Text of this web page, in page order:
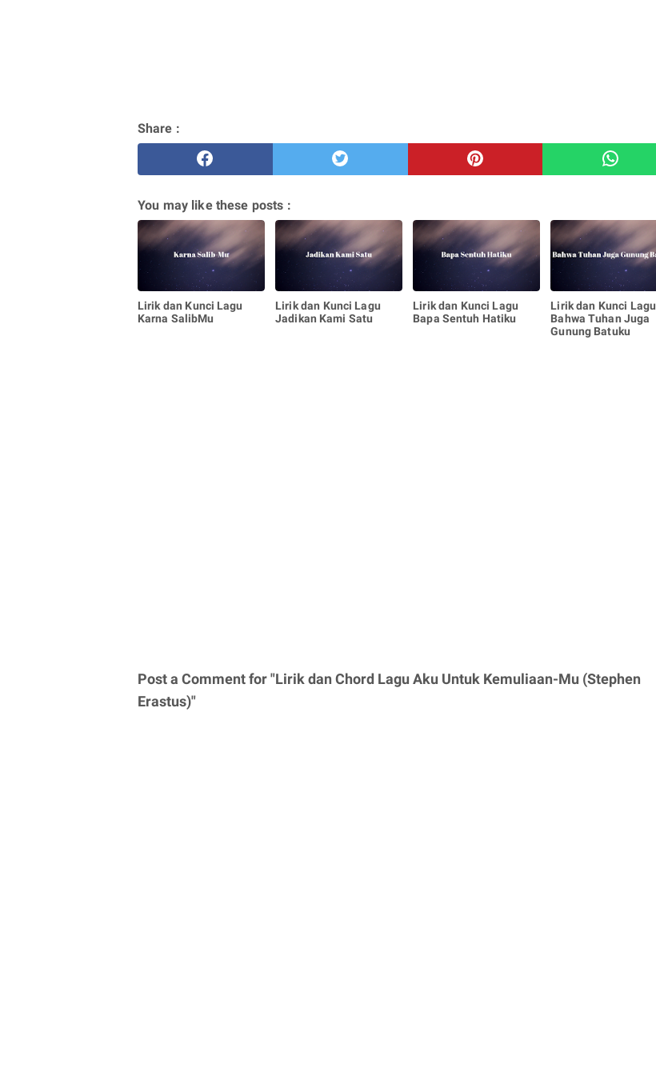
Share :
You may like these posts :
Lirik dan Kunci Lagu
Karna SalibMu
Lirik dan Kunci Lagu
Jadikan Kami Satu
Lirik dan Kunci Lagu
Bapa Sentuh Hatiku
Lirik dan Kunci Lagu
Bahwa Tuhan Juga
Gunung Batuku
Post a Comment for "Lirik dan Chord Lagu Aku Untuk Kemuliaan-Mu (Stephen
Erastus)"